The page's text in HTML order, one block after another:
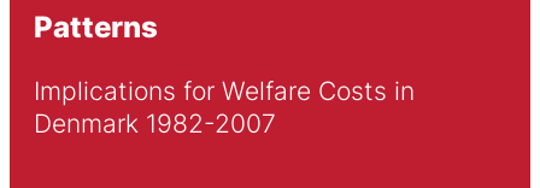
Patterns
Implications for Welfare Costs in
Denmark 1982-2007